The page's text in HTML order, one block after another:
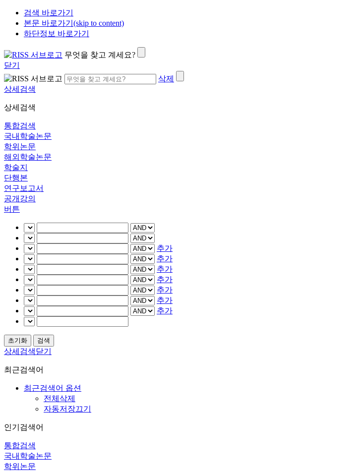
검색 바로가기
본문 바로가기(skip to content)
하단정보 바로가기
무엇을 찾고 계세요?
닫기
삭제
상세검색
상세검색
통합검색
국내학술논문
학위논문
해외학술논문
학술지
단행본
연구보고서
공개강의
버튼
추가
추가
추가
추가
추가
추가
추가
상세검색닫기
최근검색어
최근검색어 옵션
전체삭제
자동저장끄기
인기검색어
통합검색
국내학술논문
학위논문